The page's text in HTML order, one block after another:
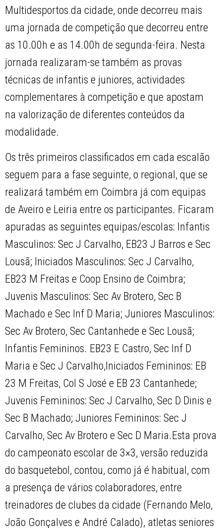
Multidesportos da cidade, onde decorreu mais
uma jornada de competição que decorreu entre
as 10.00h e as 14.00h de segunda-feira. Nesta
jornada realizaram-se também as provas
técnicas de infantis e juniores, actividades
complementares à competição e que apostam
na valorização de diferentes conteúdos da
modalidade.
Os três primeiros classificados em cada escalão
seguem para a fase seguinte, o regional, que se
realizará também em Coimbra já com equipas
de Aveiro e Leiria entre os participantes. Ficaram
apuradas as seguintes equipas/escolas: Infantis
Masculinos: Sec J Carvalho, EB23 J Barros e Sec
Lousã; Iniciados Masculinos: Sec J Carvalho,
EB23 M Freitas e Coop Ensino de Coimbra;
Juvenis Masculinos: Sec Av Brotero, Sec B
Machado e Sec Inf D Maria; Juniores Masculinos:
Sec Av Brotero, Sec Cantanhede e Sec Lousã;
Infantis Femininos. EB23 E Castro, Sec Inf D
Maria e Sec J Carvalho,Iniciados Femininos: EB
23 M Freitas, Col S José e EB 23 Cantanhede;
Juvenis Femininos: Sec J Carvalho, Sec D Dinis e
Sec B Machado; Juniores Femininos: Sec J
Carvalho, Sec Av Brotero e Sec D Maria.Esta prova
do campeonato escolar de 3×3, versão reduzida
do basquetebol, contou, como já é habitual, com
a presença de vários colaboradores, entre
treinadores de clubes da cidade (Fernando Melo,
João Gonçalves e André Calado), atletas seniores